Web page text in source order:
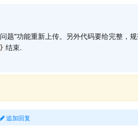
题"功能重新上传。另外代码要给完整，
结束.
追加回复